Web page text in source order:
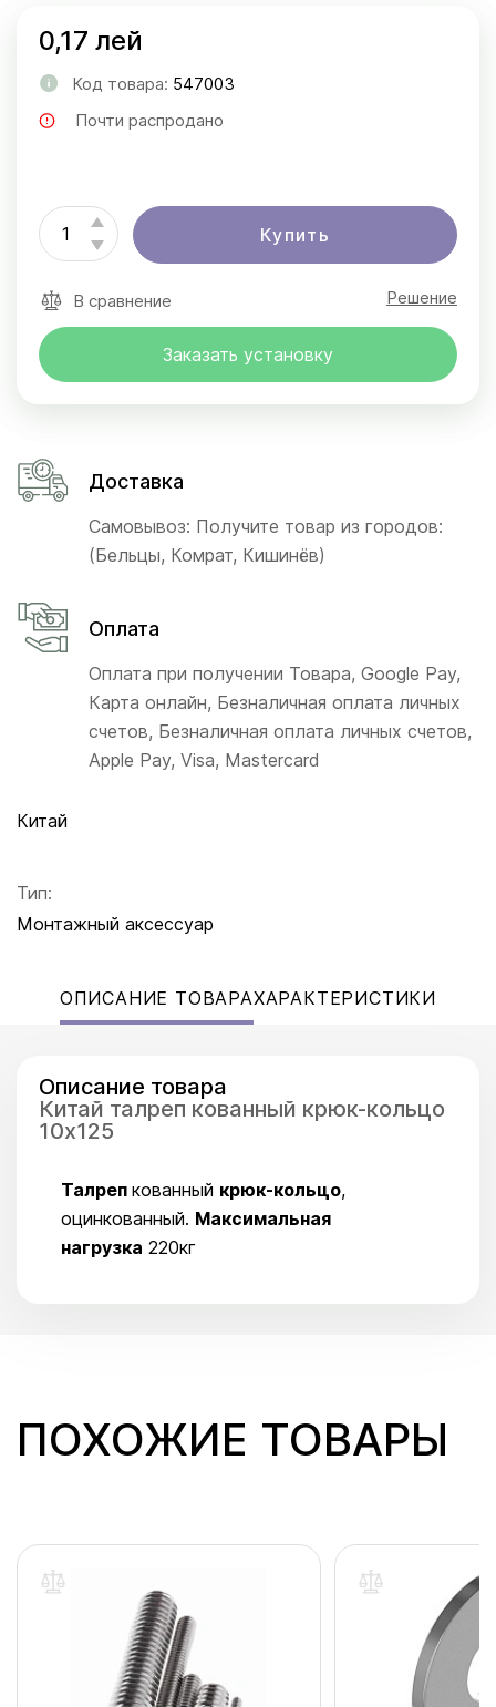
Китай
Тип:
Монтажный аксессуар
0,17 лей
Код товара: 547003
Почти распродано
Купить
В сравнение Решение
Заказать установку
Доставка
Самовывоз: Получите товар из городов:
(Бельцы, Комрат, Кишинёв)
Оплата
Оплата при получении Товара, Google Pay,
Карта онлайн, Безналичная оплата личных
счетов, Безналичная оплата личных счетов,
Apple Pay, Visa, Mastercard
ОПИСАНИЕ ТОВАРАХАРАКТЕРИСТИКИ
Описание товара
Китай талреп кованный крюк-кольцо
10х125
Талреп кованный крюк-кольцо,
оцинкованный. Максимальная
нагрузка 220кг
ПОХОЖИЕ ТОВАРЫ